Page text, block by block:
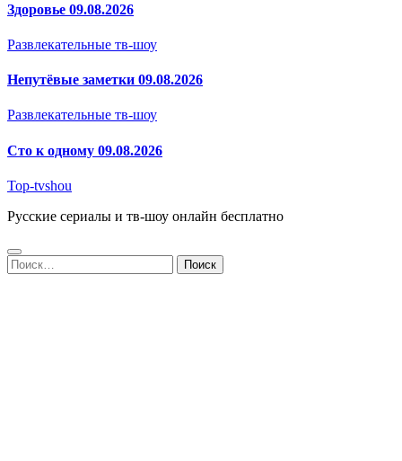
Здоровье 09.08.2026
Развлекательные тв-шоу
Непутёвые заметки 09.08.2026
Развлекательные тв-шоу
Сто к одному 09.08.2026
Top-tvshou
Русские сериалы и тв-шоу онлайн бесплатно
Найти: